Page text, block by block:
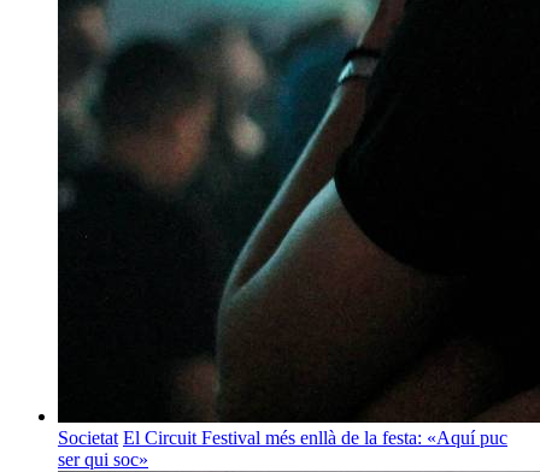
Societat El Circuit Festival més enllà de la festa: «Aquí puc
ser qui soc»